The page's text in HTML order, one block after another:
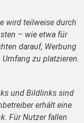
wird teilweise durch
– wie etwa für
darauf, Werbung
zu platzieren.
und Bildlinks sind
erhält eine
Für Nutzer fallen